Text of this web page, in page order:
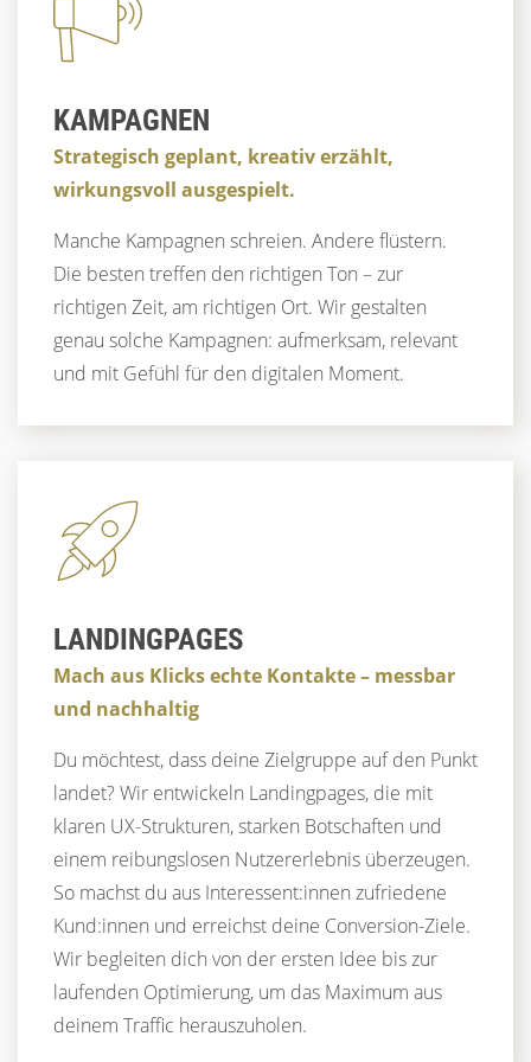
KAMPAGNEN
Strategisch geplant, kreativ erzählt,
wirkungsvoll ausgespielt.
Manche Kampagnen schreien. Andere flüstern.
Die besten treffen den richtigen Ton – zur
richtigen Zeit, am richtigen Ort. Wir gestalten
genau solche Kampagnen: aufmerksam, relevant
und mit Gefühl für den digitalen Moment.
LANDINGPAGES
Mach aus Klicks echte Kontakte – messbar
und nachhaltig
Du möchtest, dass deine Zielgruppe auf den Punkt
landet? Wir entwickeln Landingpages, die mit
klaren UX-Strukturen, starken Botschaften und
einem reibungslosen Nutzererlebnis überzeugen.
So machst du aus Interessent:innen zufriedene
Kund:innen und erreichst deine Conversion-Ziele.
Wir begleiten dich von der ersten Idee bis zur
laufenden Optimierung, um das Maximum aus
deinem Traffic herauszuholen.